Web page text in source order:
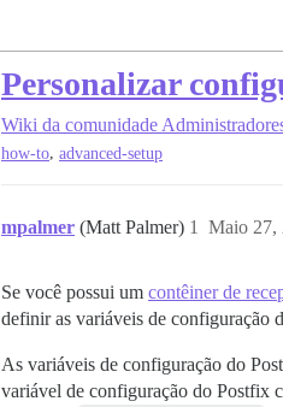
Personalizar
Wiki da comunidade
how-to, advanced-setup
mpalmer (Matt Palmer) Maio 27,
1
Se você possui um contêiner de
definir as variáveis de configuração
As variáveis de configuração do
variável de configuração do Postfix